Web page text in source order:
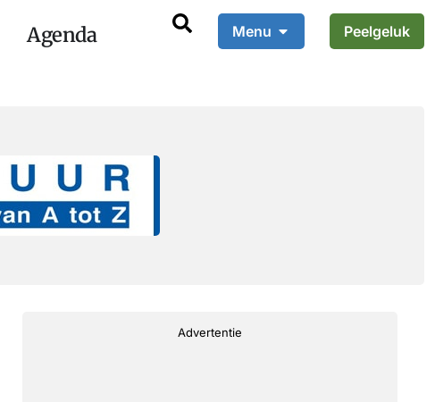
Agenda Menu Peelgeluk
Advertentie